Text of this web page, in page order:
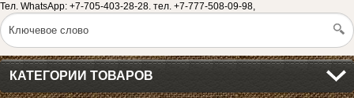
Тел. WhatsApp: +7-705-403-28-28. тел. +7-777-508-09-98,
КАТЕГОРИИ ТОВАРОВ